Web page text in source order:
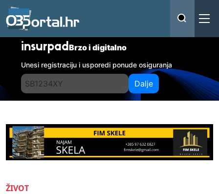
insurpadBrzo i digitalno
Unesi registraciju i usporedi ponude osiguranja
Dalje
ŽIVOT